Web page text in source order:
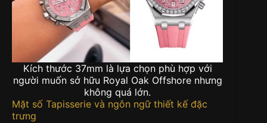
Kích thước 37mm là lựa chọn phù hợp với
người muốn sở hữu Royal Oak Offshore nhưng
không quá lớn.
Mặt số Tapisserie và ngôn ngữ thiết kế đặc
trưng